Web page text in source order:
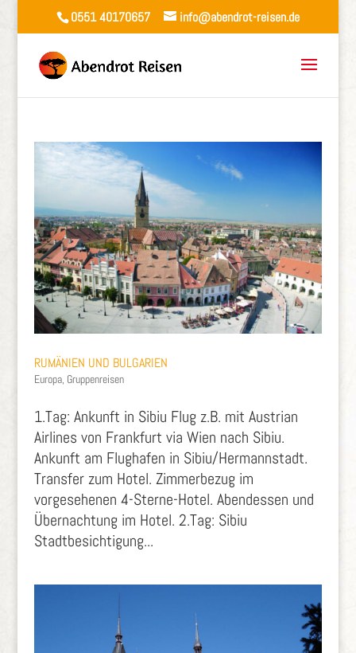
0551 40170657 info@abendrot-reisen.de
RUMÄNIEN UND BULGARIEN
Europa, Gruppenreisen
1.Tag: Ankunft in Sibiu Flug z.B. mit Austrian
Airlines von Frankfurt via Wien nach Sibiu.
Ankunft am Flughafen in Sibiu/Hermannstadt.
Transfer zum Hotel. Zimmerbezug im
vorgesehenen 4-Sterne-Hotel. Abendessen und
Übernachtung im Hotel. 2.Tag: Sibiu
Stadtbesichtigung...